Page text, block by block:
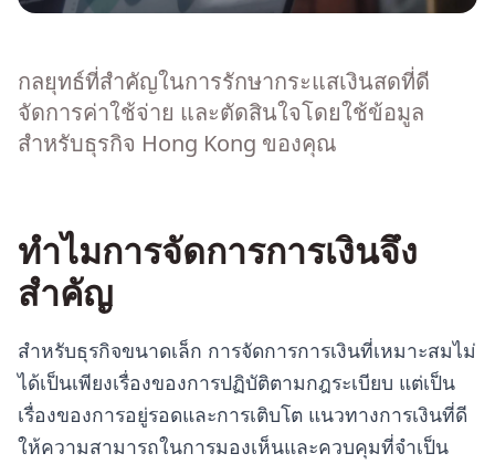
กลยุทธ์ที่สำคัญในการรักษากระแสเงินสดที่ดี
จัดการค่าใช้จ่าย และตัดสินใจโดยใช้ข้อมูล
สำหรับธุรกิจ Hong Kong ของคุณ
ทำไมการจัดการการเงินจึง
สำคัญ
สำหรับธุรกิจขนาดเล็ก การจัดการการเงินที่เหมาะสมไม่
ได้เป็นเพียงเรื่องของการปฏิบัติตามกฎระเบียบ แต่เป็น
เรื่องของการอยู่รอดและการเติบโต แนวทางการเงินที่ดี
ให้ความสามารถในการมองเห็นและควบคุมที่จำเป็น